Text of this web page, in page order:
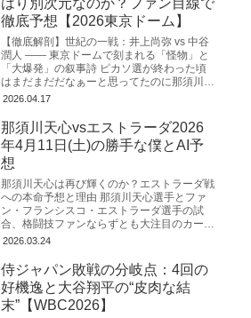
はり別次元なのか？ファン目線で
徹底予想【2026東京ドーム】
【徹底解剖】世紀の一戦：井上尚弥 vs 中谷
潤人 ―― 東京ドームで刻まれる「怪物」と
「大爆発」の叙事詩 ピカソ選が終わった頃
はまだまだだなぁーと思ってたのに那須川天
心の試合も終わり、マジもうすぐゴングだと
2026.04.17
那須川天心vsエストラーダ2026
年4月11日(土)の勝手な僕とAI予
想
那須川天心は再び輝くのか？エストラーダ戦
への本命予想と理由 那須川天心選手とファ
ン・フランシスコ・エストラーダ選手の試
合、格闘技ファンならずとも大注目のカード
ですね！ 絶対に勝って欲しい。。。 WBC世
2026.03.24
侍ジャパン敗戦の分岐点：4回の
好機逸と大谷翔平の“皮肉な結
末”【WBC2026】